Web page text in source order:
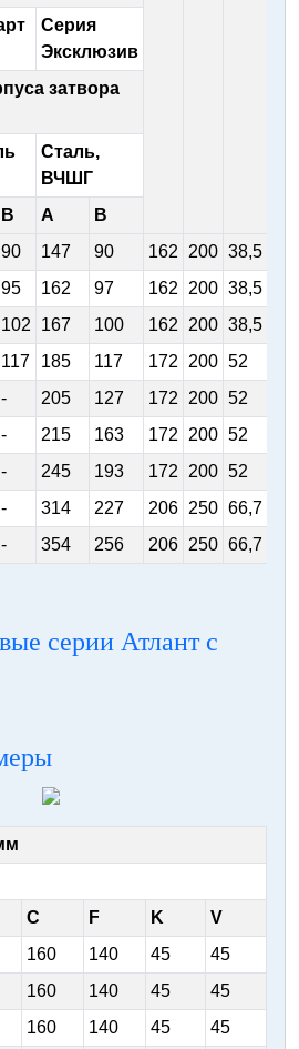
Серия
Эксклюзив
затвора
Сталь,
ВЧШГ
В А
В
90 147 90 162 200 38,5
95 162 97 162 200 38,5
102 167 100 162 200 38,5
117 185 117 172 200 52
- 205 127 172 200 52
- 215 163 172 200 52
- 245 193 172 200 52
- 314 227 206 250 66,7
- 354 256 206 250 66,7
серии Атлант с
C F K
V
160 140 45
45
160 140 45
45
160 140 45 45